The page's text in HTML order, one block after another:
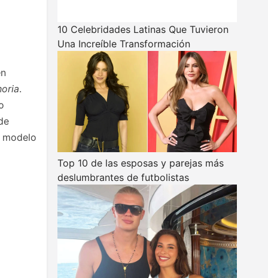
.
modelo
10 Celebridades Latinas Que Tuvieron
Una Increíble Transformación
Top 10 de las esposas y parejas más
deslumbrantes de futbolistas